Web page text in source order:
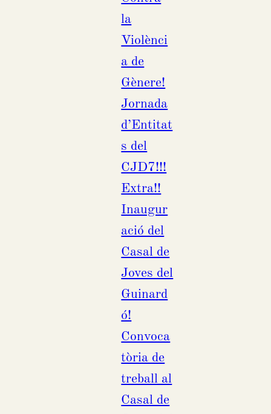
la
Violènci
a de
Gènere!
Jornada
d’Entitat
s del
CJD7!!!
Extra!!
Inaugur
ació del
Casal de
Joves del
Guinard
ó!
Convoca
tòria de
treball al
Casal de